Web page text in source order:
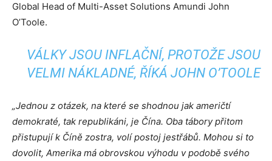
Global Head of Multi-Asset Solutions Amundi John
O’Toole.
VÁLKY JSOU INFLAČNÍ, PROTOŽE JSOU
VELMI NÁKLADNÉ, ŘÍKÁ JOHN O’TOOLE
„Jednou z otázek, na které se shodnou jak američtí
demokraté, tak republikáni, je Čína. Oba tábory přitom
přistupují k Číně zostra, volí postoj jestřábů. Mohou si to
dovolit, Amerika má obrovskou výhodu v podobě svého